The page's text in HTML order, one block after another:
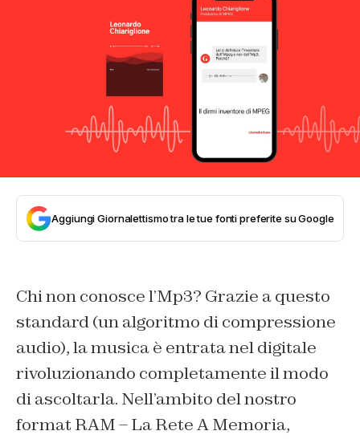
Aggiungi Giornalettismo tra le tue fonti preferite su Google
Chi non conosce l’Mp3? Grazie a questo
standard (un algoritmo di compressione
audio), la musica è entrata nel digitale
rivoluzionando completamente il modo
di ascoltarla. Nell’ambito del nostro
format RAM – La Rete A Memoria,